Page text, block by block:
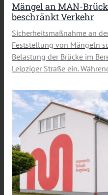
Mängel an MAN-
beschränkt Verkehr
Sicherheitsmaßnahme an
Feststellung von Mängeln
Belastung der Brücke im
Leipziger Straße ein.